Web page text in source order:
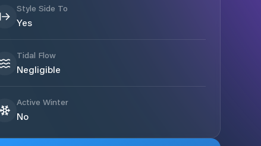
Style Side To
Yes
Tidal Flow
Negligible
Active Winter
No